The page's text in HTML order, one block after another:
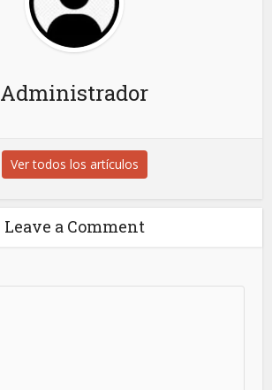
Administrador
Ver todos los artículos
Leave a Comment